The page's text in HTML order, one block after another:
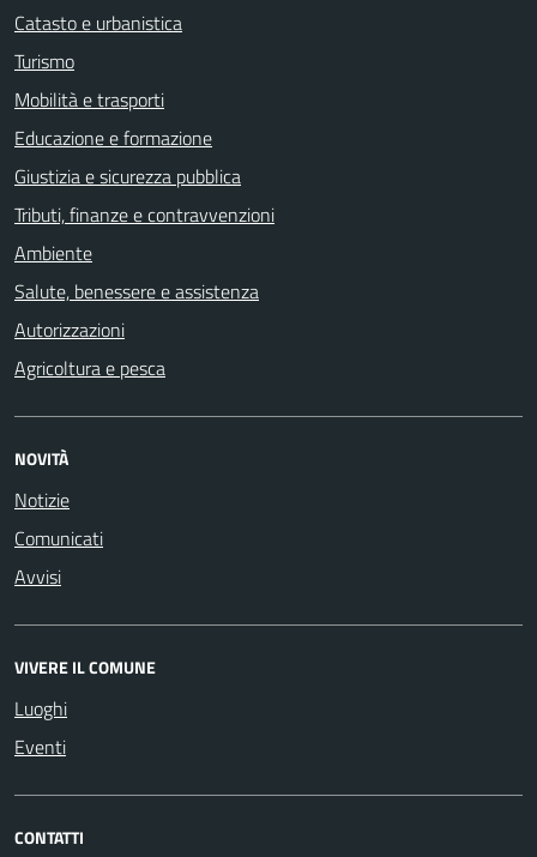
Catasto e urbanistica
Turismo
Mobilità e trasporti
Educazione e formazione
Giustizia e sicurezza pubblica
Tributi, finanze e contravvenzioni
Ambiente
Salute, benessere e assistenza
Autorizzazioni
Agricoltura e pesca
NOVITÀ
Notizie
Comunicati
Avvisi
VIVERE IL COMUNE
Luoghi
Eventi
CONTATTI